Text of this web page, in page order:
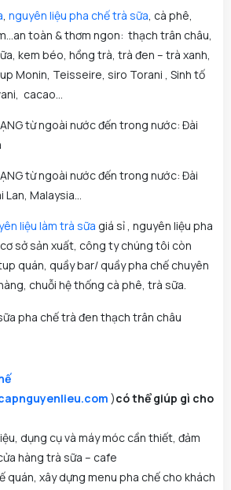
, nguyên liệu pha chếtrà sữa, cà phê,
toàn & thơm ngon: thạch trân châu,
kem béo, hồng trà, trà đen – trà xanh,
Monin, Teisseire, siro Torani , Sinh tố
cacao...
từ ngoài nước đến trong nước: Đài
từ ngoài nước đến trong nước: Đài
Lan, Malaysia...
liệu làm trà sữa giá sỉ , nguyên liệu pha
sở sản xuất, công ty chúng tôi còn
quán, quầy bar/ quầy pha chế chuyên
chuỗi hệ thống cà phê, trà sữa.
)có thể giúp gì cho
dụng cụ và máy móc cần thiết, đảm
hàng trà sữa – cafe
quán, xây dựng menu pha chế cho khách